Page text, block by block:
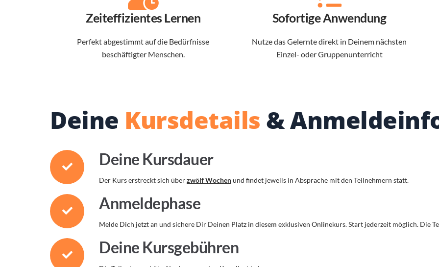
Zeiteffizientes Lernen
Perfekt abgestimmt auf die Bedürfnisse
beschäftigter Menschen.
Sofortige Anwendung
Nutze das Gelernte direkt in Deinem nächsten
Einzel- oder Gruppenunterricht
Deine Kursdetails &
Deine Kursdauer
Der Kurs erstreckt sich überzwölf Wochenund findet jeweils in Absprache mit den Teilnehmern statt.
Anmeldephase
Melde Dich jetzt an und sichere Dir Deinen Platz in diesem exklusiven Onlinekurs. Start jederzeit möglich. Die
Deine Kursgebühren